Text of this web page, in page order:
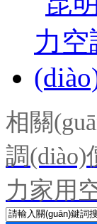
相關
調(diào)
力家用